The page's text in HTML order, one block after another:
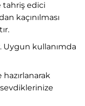
tahriş edici
kaçınılması
Uygun kullanımda